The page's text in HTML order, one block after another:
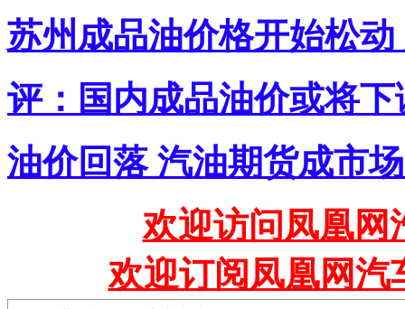
苏州成品油价格开始松
评：国内成品油价或将下
油价回落 汽油期货成市
欢迎访问凤凰网
欢迎订阅凤凰网汽